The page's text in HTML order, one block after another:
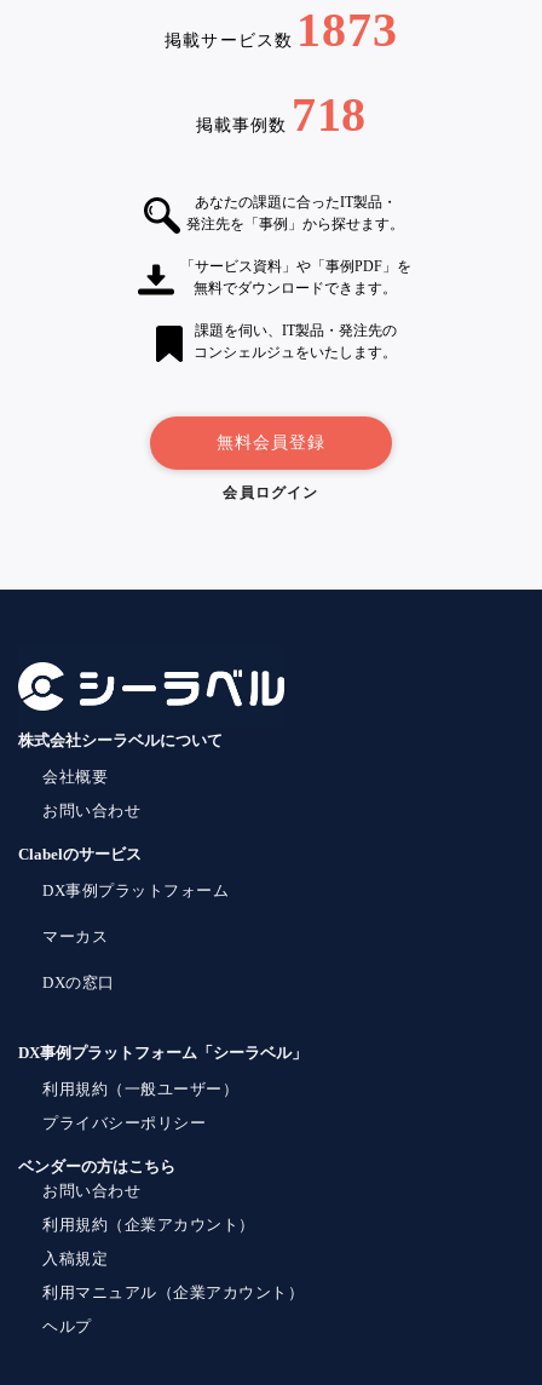
掲載サービス数 1873
掲載事例数 718
あなたの課題に合ったIT製品・
発注先を「事例」から探せます。
「サービス資料」や「事例PDF」を
無料でダウンロードできます。
課題を伺い、IT製品・発注先の
コンシェルジュをいたします。
無料会員登録
会員ログイン
株式会社シーラベルについて
会社概要
お問い合わせ
Clabelのサービス
DX事例プラットフォーム
マーカス
DXの窓口
DX事例プラットフォーム「シーラベル」
利用規約（一般ユーザー）
プライバシーポリシー
ベンダーの方はこちら
お問い合わせ
利用規約（企業アカウント）
入稿規定
利用マニュアル（企業アカウント）
ヘルプ